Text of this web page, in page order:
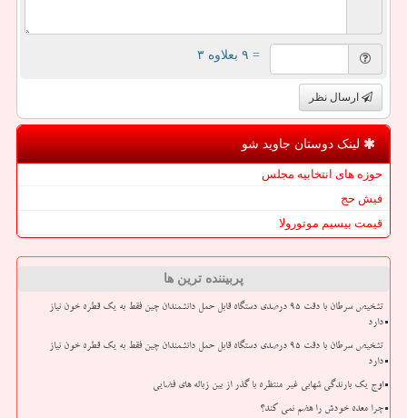
= ۹ بعلاوه ۳
ارسال نظر
لینک دوستان جاوید شو
حوزه های انتخابیه مجلس
فیش حج
قیمت بیسیم موتورولا
پربیننده ترین ها
تشخیص سرطان با دقت ۹۵ درصدی دستگاه قابل حمل دانشمندان چین فقط به یک قطره خون نیاز
دارد
تشخیص سرطان با دقت ۹۵ درصدی دستگاه قابل حمل دانشمندان چین فقط به یک قطره خون نیاز
دارد
اوج یک بارندگی شهابی غیر منتظره با گذر از بین زباله های فضایی
چرا معده خودش را هضم نمی کند؟